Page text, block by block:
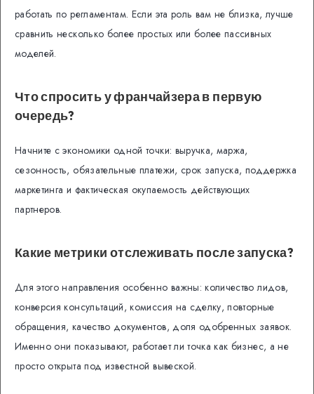
работать по регламентам. Если эта роль вам не близка, лучше
сравнить несколько более простых или более пассивных
моделей.
Что спросить у франчайзера в первую
очередь?
Начните с экономики одной точки: выручка, маржа,
сезонность, обязательные платежи, срок запуска, поддержка
маркетинга и фактическая окупаемость действующих
партнеров.
Какие метрики отслеживать после запуска?
Для этого направления особенно важны: количество лидов,
конверсия консультаций, комиссия на сделку, повторные
обращения, качество документов, доля одобренных заявок.
Именно они показывают, работает ли точка как бизнес, а не
просто открыта под известной вывеской.